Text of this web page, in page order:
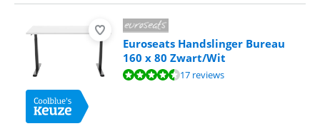
Euroseats Handslinger Bureau
160 x 80 Zwart/Wit
Beoordeling is 9,1 van de 10, gebaseerd op 17 reviews.
17 reviews